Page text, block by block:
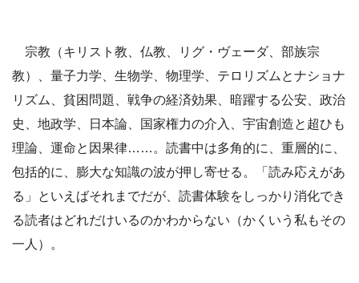
宗教（キリスト教、仏教、リグ・ヴェーダ、部族宗
教）、量子力学、生物学、物理学、テロリズムとナショナ
リズム、貧困問題、戦争の経済効果、暗躍する公安、政治
史、地政学、日本論、国家権力の介入、宇宙創造と超ひも
理論、運命と因果律……。読書中は多角的に、重層的に、
包括的に、膨大な知識の波が押し寄せる。「読み応えがあ
る」といえばそれまでだが、読書体験をしっかり消化でき
る読者はどれだけいるのかわからない（かくいう私もその
一人）。